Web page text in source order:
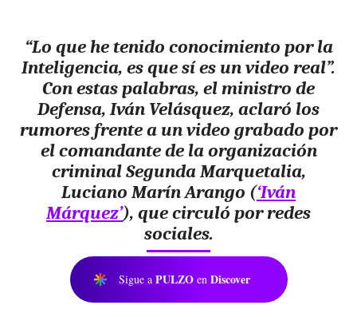
“Lo que he tenido conocimiento por la
Inteligencia, es quesí es un video real”.
Con estas palabras, el ministro de
Defensa, Iván Velásquez, aclaró los
rumores frente a un video grabado por
el comandante dela organización
criminal Segunda Marquetalia,
Luciano Marín Arango (‘Iván
Márquez’), que circuló por redes
sociales.
Sigue a PULZO en Discover